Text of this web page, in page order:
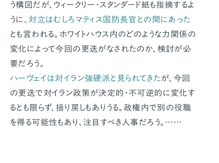
う構図だが、ウィークリー・スタンダード紙も指摘するよ
うに、 対立はむしろマティス国防長官との間にあった
とも言われる。ホワイトハウス内のどのような力関係の
変化によって今回の更迭がなされたのか、検討が必
要だろう。
ハーヴェイは対イラン強硬派と見られてきたが、今回
の更迭で対イラン政策が決定的・不可逆的に変化す
るとも限らず、揺り戻しもありうる。政権内で別の役職
を得る可能性もあり、注目すべき人事だろう。……